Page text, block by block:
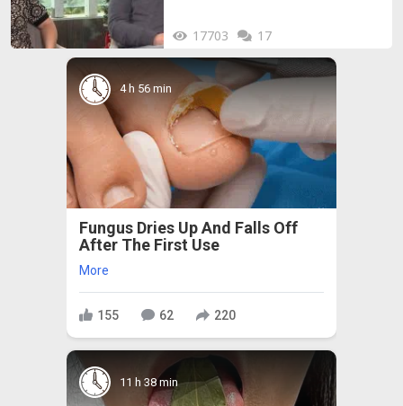
17703 17
4 h 56 min
Fungus Dries Up And Falls Off
After The First Use
More
155 62 220
11 h 38 min